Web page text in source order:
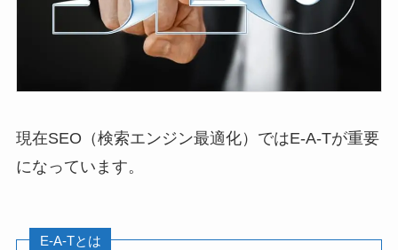
現在SEO（検索エンジン最適化）ではE-A-Tが重要
になっています。
E-A-Tとは